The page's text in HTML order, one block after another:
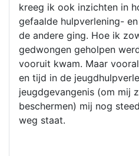
kreeg ik ook inzichten in
gefaalde hulpverlening-
de andere ging. Hoe ik
gedwongen geholpen
vooruit kwam. Maar
en tijd in de
jeugdgevangenis (om mij
beschermen) mij nog
weg staat.